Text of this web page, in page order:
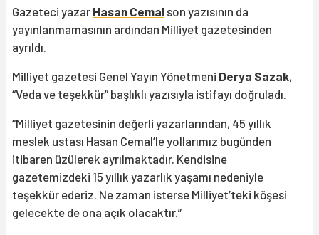
Gazeteci yazar Hasan Cemal son yazısının da
yayınlanmamasının ardından Milliyet gazetesinden
ayrıldı.
Milliyet gazetesi Genel Yayın Yönetmeni Derya Sazak,
“Veda ve teşekkür” başlıklı yazısıyla istifayı doğruladı.
“Milliyet gazetesinin değerli yazarlarından, 45 yıllık
meslek ustası Hasan Cemal’le yollarımız bugünden
itibaren üzülerek ayrılmaktadır. Kendisine
gazetemizdeki 15 yıllık yazarlık yaşamı nedeniyle
teşekkür ederiz. Ne zaman isterse Milliyet’teki köşesi
gelecekte de ona açık olacaktır.”